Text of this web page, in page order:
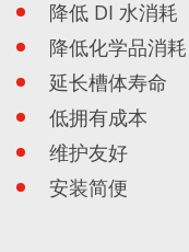
降低 DI 水消耗
降低化学品消耗
延长槽体寿命
低拥有成本
维护友好
安装简便